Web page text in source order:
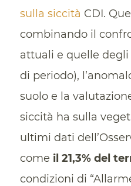
sulla siccità CDI.
combinando il
attuali e quelle
di periodo),
suolo e la
siccità ha sulla
ultimi dati
come il 21,3% del
condizioni di